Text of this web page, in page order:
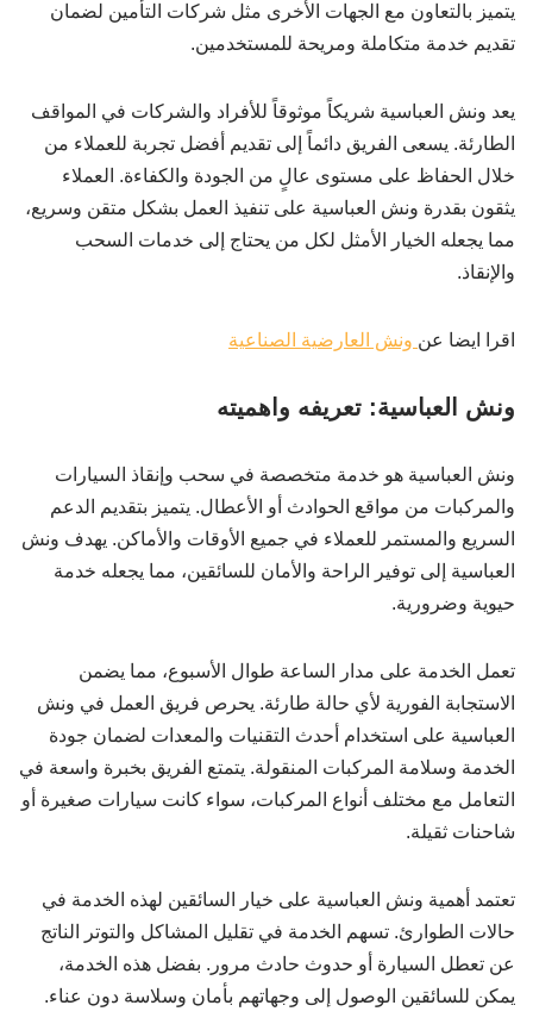
يتميز بالتعاون مع الجهات الأخرى مثل شركات التأمين لضمان
تقديم خدمة متكاملة ومريحة للمستخدمين.
يعد ونش العباسية شريكاً موثوقاً للأفراد والشركات في المواقف
الطارئة. يسعى الفريق دائماً إلى تقديم أفضل تجربة للعملاء من
خلال الحفاظ على مستوى عالٍ من الجودة والكفاءة. العملاء
يثقون بقدرة ونش العباسية على تنفيذ العمل بشكل متقن وسريع،
مما يجعله الخيار الأمثل لكل من يحتاج إلى خدمات السحب
والإنقاذ.
اقرا ايضا عن ونش العارضية الصناعية
ونش العباسية: تعريفه واهميته
ونش العباسية هو خدمة متخصصة في سحب وإنقاذ السيارات
والمركبات من مواقع الحوادث أو الأعطال. يتميز بتقديم الدعم
السريع والمستمر للعملاء في جميع الأوقات والأماكن. يهدف ونش
العباسية إلى توفير الراحة والأمان للسائقين، مما يجعله خدمة
حيوية وضرورية.
تعمل الخدمة على مدار الساعة طوال الأسبوع، مما يضمن
الاستجابة الفورية لأي حالة طارئة. يحرص فريق العمل في ونش
العباسية على استخدام أحدث التقنيات والمعدات لضمان جودة
الخدمة وسلامة المركبات المنقولة. يتمتع الفريق بخبرة واسعة في
التعامل مع مختلف أنواع المركبات، سواء كانت سيارات صغيرة أو
شاحنات ثقيلة.
تعتمد أهمية ونش العباسية على خيار السائقين لهذه الخدمة في
حالات الطوارئ. تسهم الخدمة في تقليل المشاكل والتوتر الناتج
عن تعطل السيارة أو حدوث حادث مرور. بفضل هذه الخدمة،
يمكن للسائقين الوصول إلى وجهاتهم بأمان وسلاسة دون عناء.